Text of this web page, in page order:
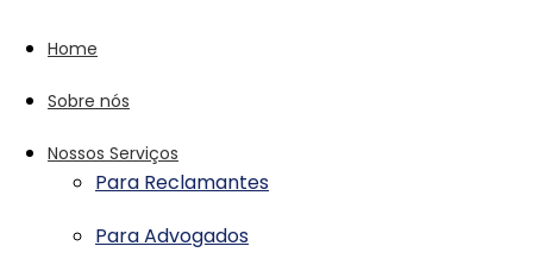
Home
Sobre nós
Nossos Serviços
Para Reclamantes
Para Advogados